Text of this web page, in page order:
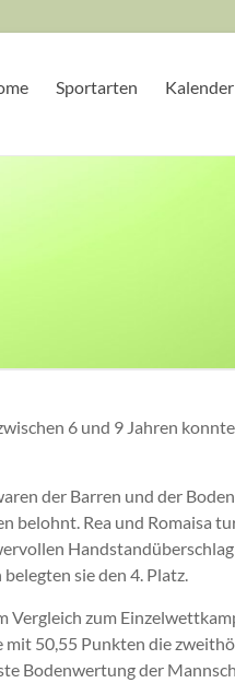
Sportarten Kalender
6 und 9 Jahren
der Barren und der
belohnt. Rea und Romaisa
sie den 4. Platz.
Vergleich zum
50,55 Punkten die
Bodenwertung der